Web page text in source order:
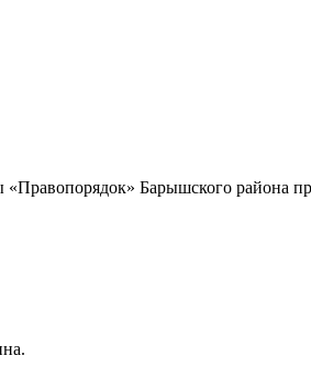
Барышского района